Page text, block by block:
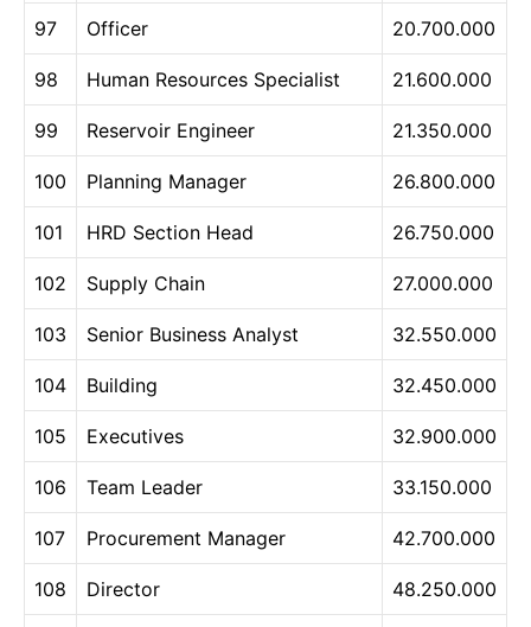
97 Officer 20.700.000
98 Human Resources Specialist 21.600.000
99 Reservoir Engineer 21.350.000
100 Planning Manager 26.800.000
101 HRD Section Head 26.750.000
102 Supply Chain 27.000.000
103 Senior Business Analyst 32.550.000
104 Building 32.450.000
105 Executives 32.900.000
106 Team Leader 33.150.000
107 Procurement Manager 42.700.000
108 Director 48.250.000